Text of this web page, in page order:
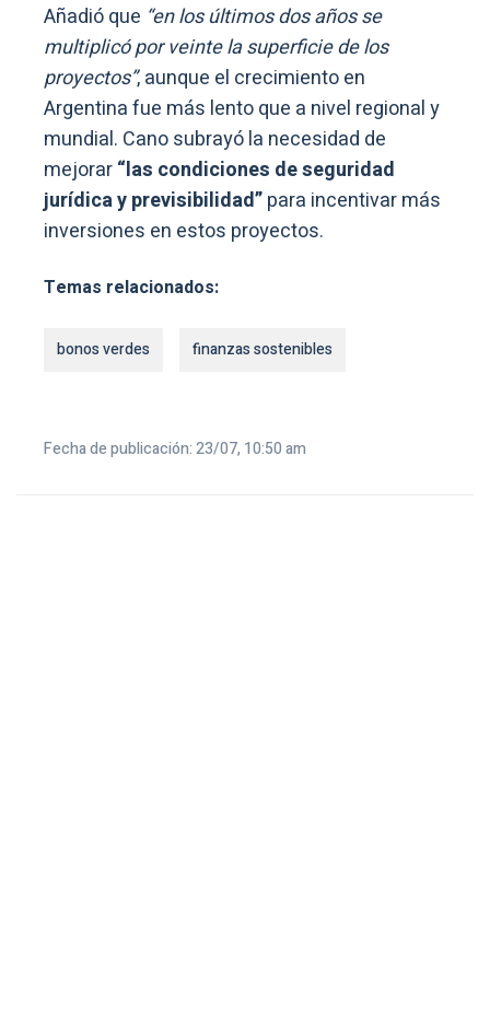
Añadió que “en los últimos dos años se
multiplicó por veinte la superficie de los
proyectos”, aunque el crecimiento en
Argentina fue más lento que a nivel regional y
mundial. Cano subrayó la necesidad de
mejorar“las condiciones de seguridad
jurídica y previsibilidad”para incentivar más
inversiones en estos proyectos.
Temas relacionados:
bonos verdes finanzas sostenibles
Fecha de publicación: 23/07, 10:50 am